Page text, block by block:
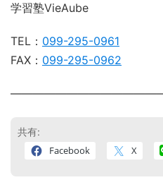
学習塾VieAube
TEL： 099-295-0961
FAX： 099-295-0962
共有:
Facebook X